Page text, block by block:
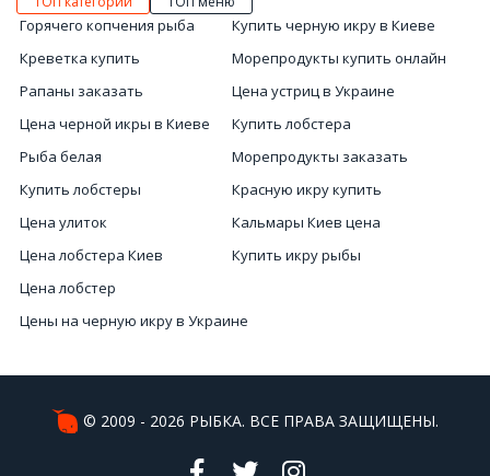
Горячего копчения рыба
Креветка купить
Рапаны заказать
Цена черной икры в Киеве
Рыба белая
Купить лобстеры
Цена улиток
Цена лобстера Киев
Купить черную икру в Киеве
Морепродукты купить онлайн
Цена устриц в Украине
Купить лобстера
Морепродукты заказать
Красную икру купить
Кальмары Киев цена
Купить икру рыбы
Цена лобстер
Цены на черную икру в Украине
Продажа улиток в Украине
© 2009 - 2026 РЫБКА. ВСЕ ПРАВА ЗАЩИЩЕНЫ.